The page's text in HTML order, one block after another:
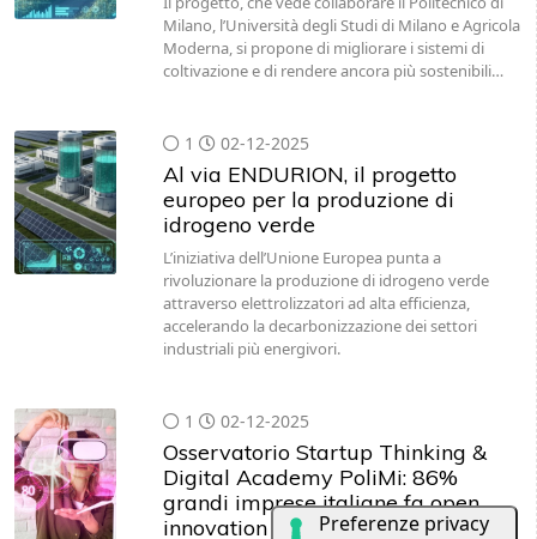
Milano, l’Università degli Studi di Milano e Agricola
Moderna, si propone di migliorare i sistemi di
coltivazione e di rendere ancora più sostenibili…
1 02-12-2025
Al via ENDURION, il progetto
europeo per la produzione di
idrogeno verde
L’iniziativa dell’Unione Europea punta a
rivoluzionare la produzione di idrogeno verde
attraverso elettrolizzatori ad alta efficienza,
accelerando la decarbonizzazione dei settori
industriali più energivori.
1 02-12-2025
Osservatorio Startup Thinking &
Digital Academy PoliMi: 86%
grandi imprese italiane fa open
innovation